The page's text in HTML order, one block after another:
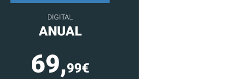
DIGITAL
ANUAL
69,99€